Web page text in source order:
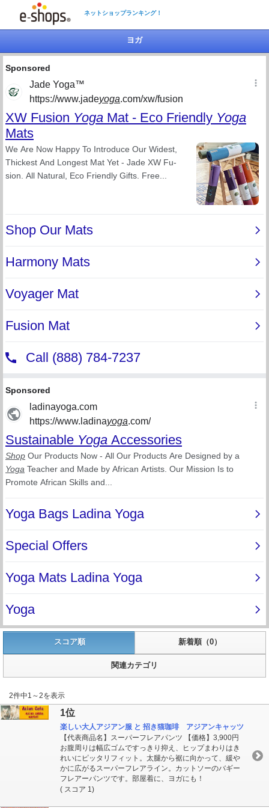
ネットショップランキング！
ヨガ
スコア順 新着順（0）
関連カテゴリ
2件中1～2を表示
1位
楽しい大人アジアン服 と 招き猫珈琲 アジアンキャッツ
【代表商品名】スーパーフレアパンツ 【価格】3,900円
お腹周りは幅広ゴムですっきり抑え、ヒップまわりはき
れいにピッタリフィット。太腿から裾に向かって、緩や
かに広がるスーパーフレアライン。カットソーのバギー
フレアーパンツです。部屋着に、ヨガにも！
( スコア 1)